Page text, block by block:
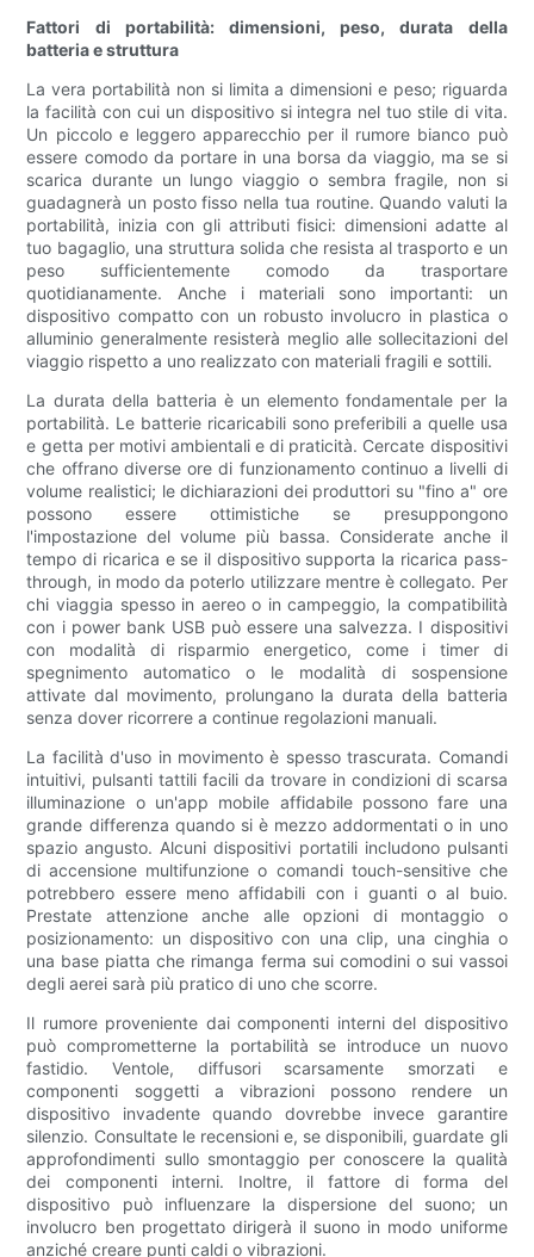
Fattori di portabilità: dimensioni, peso, durata della
batteria e struttura
La vera portabilità non si limita a dimensioni e peso; riguarda
la facilità con cui un dispositivo si integra nel tuo stile di vita.
Un piccolo e leggero apparecchio per il rumore bianco può
essere comodo da portare in una borsa da viaggio, ma se si
scarica durante un lungo viaggio o sembra fragile, non si
guadagnerà un posto fisso nella tua routine. Quando valuti la
portabilità, inizia con gli attributi fisici: dimensioni adatte al
tuo bagaglio, una struttura solida che resista al trasporto e un
peso sufficientemente comodo da trasportare
quotidianamente. Anche i materiali sono importanti: un
dispositivo compatto con un robusto involucro in plastica o
alluminio generalmente resisterà meglio alle sollecitazioni del
viaggio rispetto a uno realizzato con materiali fragili e sottili.
La durata della batteria è un elemento fondamentale per la
portabilità. Le batterie ricaricabili sono preferibili a quelle usa
e getta per motivi ambientali e di praticità. Cercate dispositivi
che offrano diverse ore di funzionamento continuo a livelli di
volume realistici; le dichiarazioni dei produttori su "fino a" ore
possono essere ottimistiche se presuppongono
l'impostazione del volume più bassa. Considerate anche il
tempo di ricarica e se il dispositivo supporta la ricarica pass-
through, in modo da poterlo utilizzare mentre è collegato. Per
chi viaggia spesso in aereo o in campeggio, la compatibilità
con i power bank USB può essere una salvezza. I dispositivi
con modalità di risparmio energetico, come i timer di
spegnimento automatico o le modalità di sospensione
attivate dal movimento, prolungano la durata della batteria
senza dover ricorrere a continue regolazioni manuali.
La facilità d'uso in movimento è spesso trascurata. Comandi
intuitivi, pulsanti tattili facili da trovare in condizioni di scarsa
illuminazione o un'app mobile affidabile possono fare una
grande differenza quando si è mezzo addormentati o in uno
spazio angusto. Alcuni dispositivi portatili includono pulsanti
di accensione multifunzione o comandi touch-sensitive che
potrebbero essere meno affidabili con i guanti o al buio.
Prestate attenzione anche alle opzioni di montaggio o
posizionamento: un dispositivo con una clip, una cinghia o
una base piatta che rimanga ferma sui comodini o sui vassoi
degli aerei sarà più pratico di uno che scorre.
Il rumore proveniente dai componenti interni del dispositivo
può comprometterne la portabilità se introduce un nuovo
fastidio. Ventole, diffusori scarsamente smorzati e
componenti soggetti a vibrazioni possono rendere un
dispositivo invadente quando dovrebbe invece garantire
silenzio. Consultate le recensioni e, se disponibili, guardate gli
approfondimenti sullo smontaggio per conoscere la qualità
dei componenti interni. Inoltre, il fattore di forma del
dispositivo può influenzare la dispersione del suono; un
involucro ben progettato dirigerà il suono in modo uniforme
anziché creare punti caldi o vibrazioni.